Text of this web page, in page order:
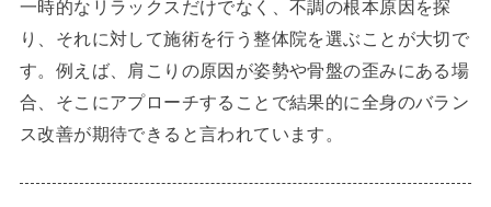
一時的なリラックスだけでなく、不調の根本原因を探
り、それに対して施術を行う整体院を選ぶことが大切で
す。例えば、肩こりの原因が姿勢や骨盤の歪みにある場
合、そこにアプローチすることで結果的に全身のバラン
ス改善が期待できると言われています。